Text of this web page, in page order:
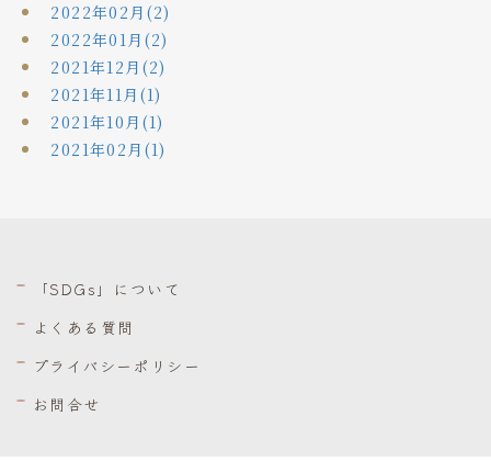
2022年02月(2)
2022年01月(2)
2021年12月(2)
2021年11月(1)
2021年10月(1)
2021年02月(1)
「SDGs」について
よくある質問
プライバシーポリシー
お問合せ